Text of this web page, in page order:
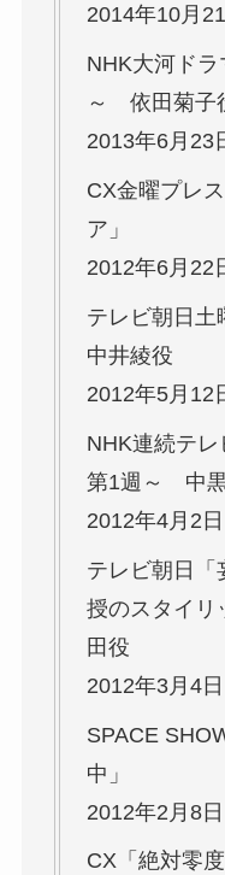
2014年10月
NHK大河ド
～ 依田菊子
2013年6月23
CX金曜プレ
ア」
2012年6月22
テレビ朝日土
中井綾役
2012年5月12
NHK連続テレ
第1週～ 中
2012年4月2日
テレビ朝日「
授のスタイ
田役
2012年3月4日
SPACE
中」
2012年2月8日
CX「絶対零